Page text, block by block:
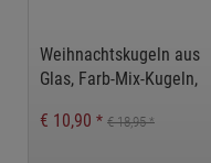
Weihnachtskugeln aus
Glas, Farb-Mix-Kugeln,
Glaskugeln,
€ 10,90 * € 18,95*